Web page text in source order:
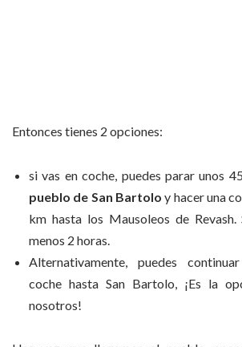
Entonces tienes 2 opciones:
si vas en coche, puedes parar unos
pueblo de San Bartolo y hacer una
km hasta los Mausoleos de
menos 2 horas.
Alternativamente, puedes
coche hasta San Bartolo, ¡Es la
nosotros!